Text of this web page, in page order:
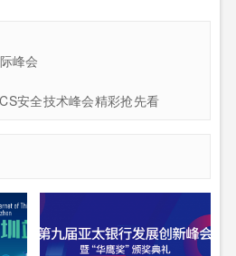
峰会
安全技术峰会精彩抢先看